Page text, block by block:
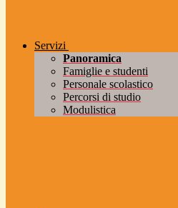
Servizi
Panoramica
Famiglie e studenti
Personale scolastico
Percorsi di studio
Modulistica